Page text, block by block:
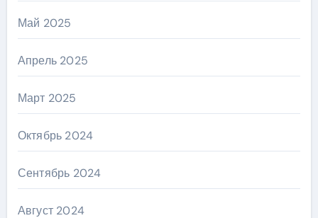
Май 2025
Апрель 2025
Март 2025
Октябрь 2024
Сентябрь 2024
Август 2024